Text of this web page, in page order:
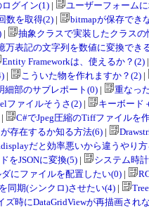
グイン(1)|
ユーザーフォーム
数を取得(2)| bitmapが保存でき
| 抽象クラスで実装したクラスの
万表記の文字列を数値に変換でき
Entity Frameworkは、使えるか？(2)|
| こういた物を作れますか？(2)|
細部のサブレポート(0)|
重なっ
ファイルそうさ(2)|
キーボード
C#でJpeg圧縮のTiffファイルを
存在するか知る方法(6)|
だと効率悪いから違うやり
をJSONに変換(5)| システム時
にファイルを配置したい(0)|
同期(シンクロ)させたい(4)|
ズ時にDataGridViewが再描画され